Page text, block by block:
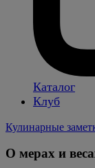
Каталог
Клуб
Кулинарные
О мерах и